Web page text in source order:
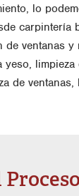
lo
carpintería
de ventanas
de